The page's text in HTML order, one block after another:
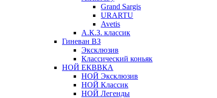
Grand Sargis
URARTU
Avetis
А.К.З. классик
Гиневан ВЗ
Эксклюзив
Классический коньяк
НОЙ ЕКВВКА
НОЙ Эксклюзив
НОЙ Классик
НОЙ Легенды